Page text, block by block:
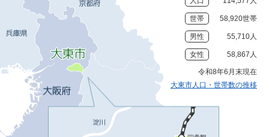
世帯 58,920世帯
男性 55,710人
女性 58,867人
令和8年6月末現在
大東市人口・世帯数の推移